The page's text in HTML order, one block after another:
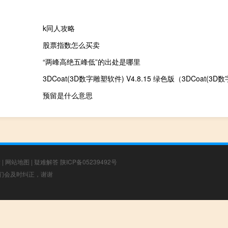
k同人攻略
股票指数怎么买卖
“两峰高绝五峰低”的出处是哪里
预留是什么意思
| 网站地图 | 疑难解答 陕ICP备05239492号
会及时纠正，谢谢